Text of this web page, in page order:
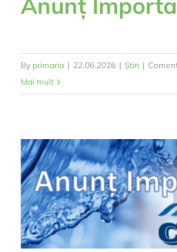
By primaria | 22.06.2026 | Știri |
Mai mult